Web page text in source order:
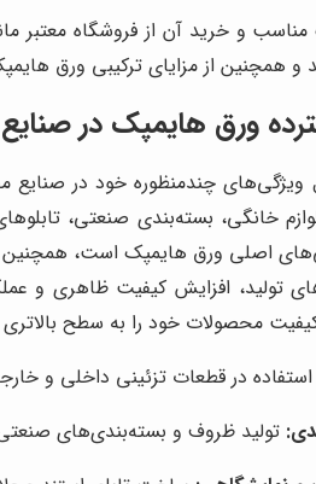
و خرید آن از فروشگاه معتبر
و همچنین از مزایای ترکیبی ورق
ورق هایمپک در
چندمنظوره خود در صنایع
خانگی، بسته‌بندی صنعتی،
اصلی ورق هایمپک است، همچنین
تولید، افزایش کیفیت ظاهری و
محصولات خود را به سطح بالاتری
استفاده در قطعات تزئینی داخلی و
تولید ظروف و بسته‌بندی‌های